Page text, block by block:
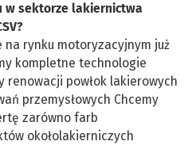
w sektorze lakiernictwa
na rynku motoryzacyjnym już
kompletne technologie
powłok lakierowych
przemysłowych Chcemy
zarówno farb
okołolakierniczych